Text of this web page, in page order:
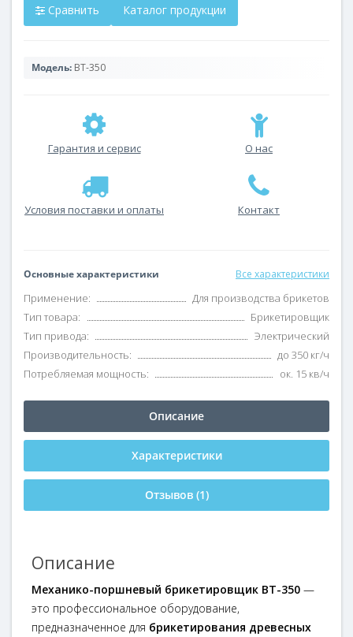
Сравнить Каталог продукции
Модель: BT-350
Гарантия и сервис О нас
Условия поставки и оплаты Контакт
Основные характеристики Все характеристики
Применение:
Для производства брикетов
Тип товара:
Брикетировщик
Тип привода:
Электрический
Производительность:
до 350 кг/ч
Потребляемая мощность:
ок. 15 кв/ч
Описание
Характеристики
Отзывов (1)
Описание
Механико-поршневый брикетировщик BT-350 —
это профессиональное оборудование,
предназначенное для брикетирования древесных